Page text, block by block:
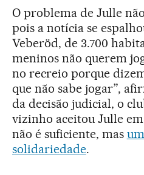
O problema de Julle
pois a notícia se
Veberöd, de 3.700
meninos não querem
no recreio porque
que não sabe jogar”,
da decisão judicial, o
vizinho aceitou Julle em
não é suficiente, mas
solidariedade.